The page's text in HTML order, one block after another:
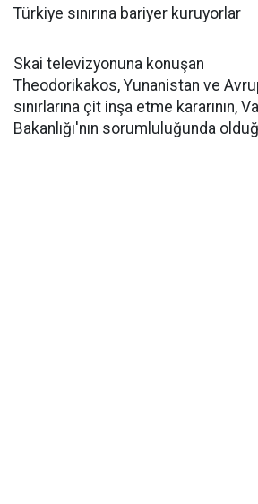
Türkiye sınırına bariyer kuruyorlar
Skai televizyonuna konuşan
Theodorikakos, Yunanistan ve
sınırlarına çit inşa etme kararının,
Bakanlığı'nın sorumluluğunda